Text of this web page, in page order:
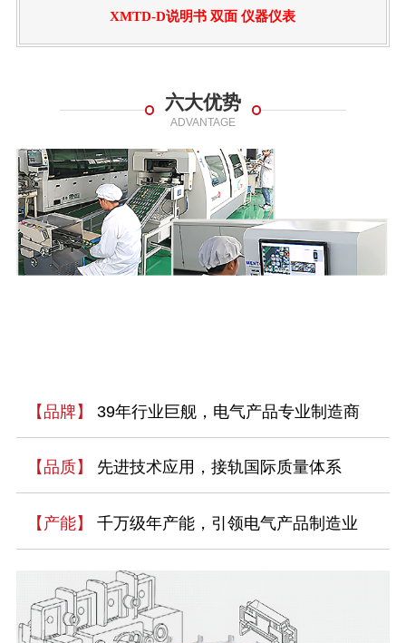
XMTD-D说明书 双面 仪器仪表
六大优势
ADVANTAGE
【品牌】 39年行业巨舰，电气产品专业制造商
【品质】 先进技术应用，接轨国际质量体系
【产能】 千万级年产能，引领电气产品制造业